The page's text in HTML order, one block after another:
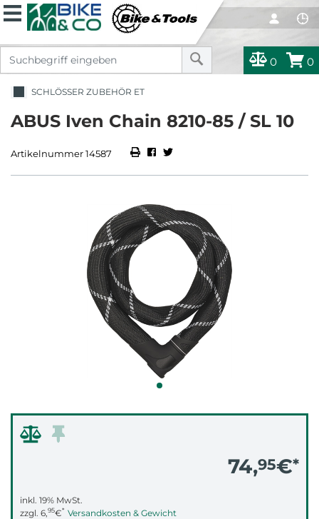
0 0
SCHLÖSSER ZUBEHÖR ET
ABUS Iven Chain 8210-85 / SL 10
Artikelnummer 14587
74,95€*
inkl. 19% MwSt.
zzgl. 6,95€* Versandkosten & Gewicht